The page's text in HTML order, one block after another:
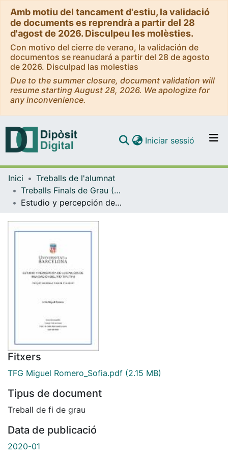
Amb motiu del tancament d'estiu, la validació
de documents es reprendrà a partir del 28
d'agost de 2026. Disculpeu les molèsties.
Con motivo del cierre de verano, la validación de
documentos se reanudará a partir del 28 de agosto
de 2026. Disculpad las molestias
Due to the summer closure, document validation will
resume starting August 28, 2026. We apologize for
any inconvenience.
Navega per tot el DD
Com publicar
Iniciar sessió (current)
Inici
Treballs de l'alumnat
Treballs Finals de Grau (TFG) - Geografia
Estudio y percepción de los pulsos de inundación del río Tiputini. Parque nacional Yasuní, Ecuador
Fitxers
TFG Miguel Romero_Sofia.pdf (2.15 MB)
Tipus de document
Treball de fi de grau
Data de publicació
2020-01